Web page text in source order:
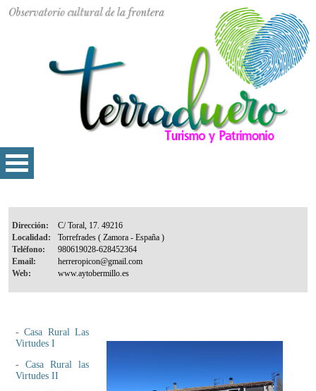
Dirección:
Localidad:
Teléfono:
Email:
Web:
-Casa Rural Las
Virtudes I
- Casa Rural las
Virtudes II